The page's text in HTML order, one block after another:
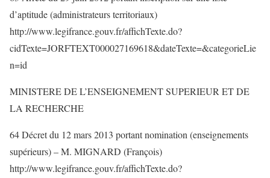
d’aptitude (administrateurs territoriaux)
http://www.legifrance.gouv.fr/affichTexte.do?
cidTexte=JORFTEXT000027169618&dateTexte=&categorieLie
n=id
MINISTERE DE L’ENSEIGNEMENT SUPERIEUR ET DE
LA RECHERCHE
64 Décret du 12 mars 2013 portant nomination (enseignements
supérieurs) – M. MIGNARD (François)
http://www.legifrance.gouv.fr/affichTexte.do?